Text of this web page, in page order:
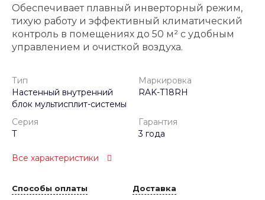
Обеспечивает плавный инверторный режим,
тихую работу и эффективный климатический
контроль в помещениях до 50 м² с удобным
управлением и очисткой воздуха.
Тип
Настенный внутренний
блок мультисплит-системы
Маркировка
RAK-T18RH
Серия
T
Гарантия
3 года
Все характеристики
Способы оплаты Доставка